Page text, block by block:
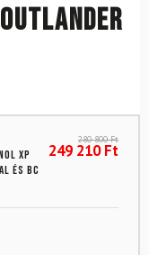
XP
és BC
280 800Ft
249 210Ft